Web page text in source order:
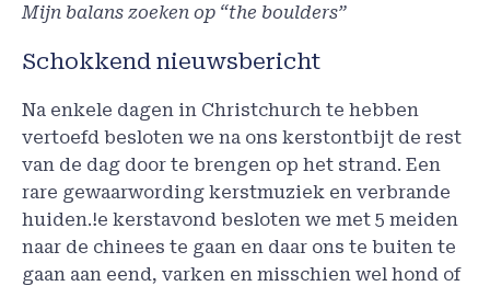
Mijn balans zoeken op “the boulders”
Schokkend nieuwsbericht
Na enkele dagen in Christchurch te hebben
vertoefd besloten we na ons kerstontbijt de rest
van de dag door te brengen op het strand. Een
rare gewaarwording kerstmuziek en verbrande
huiden.!e kerstavond besloten we met 5 meiden
naar de chinees te gaan en daar ons te buiten te
gaan aan eend, varken en misschien wel hond of